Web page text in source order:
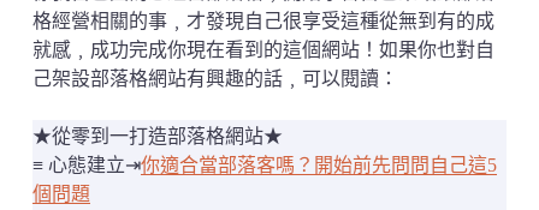
格經營相關的事﹐才發現自己很享受這種從無到有的成
就感﹐成功完成你現在看到的這個網站！如果你也對自
己架設部落格網站有興趣的話﹐可以閱讀：
★從零到一打造部落格網站★
≡ 心態建立⇥你適合當部落客嗎？開始前先問問自己這5
個問題